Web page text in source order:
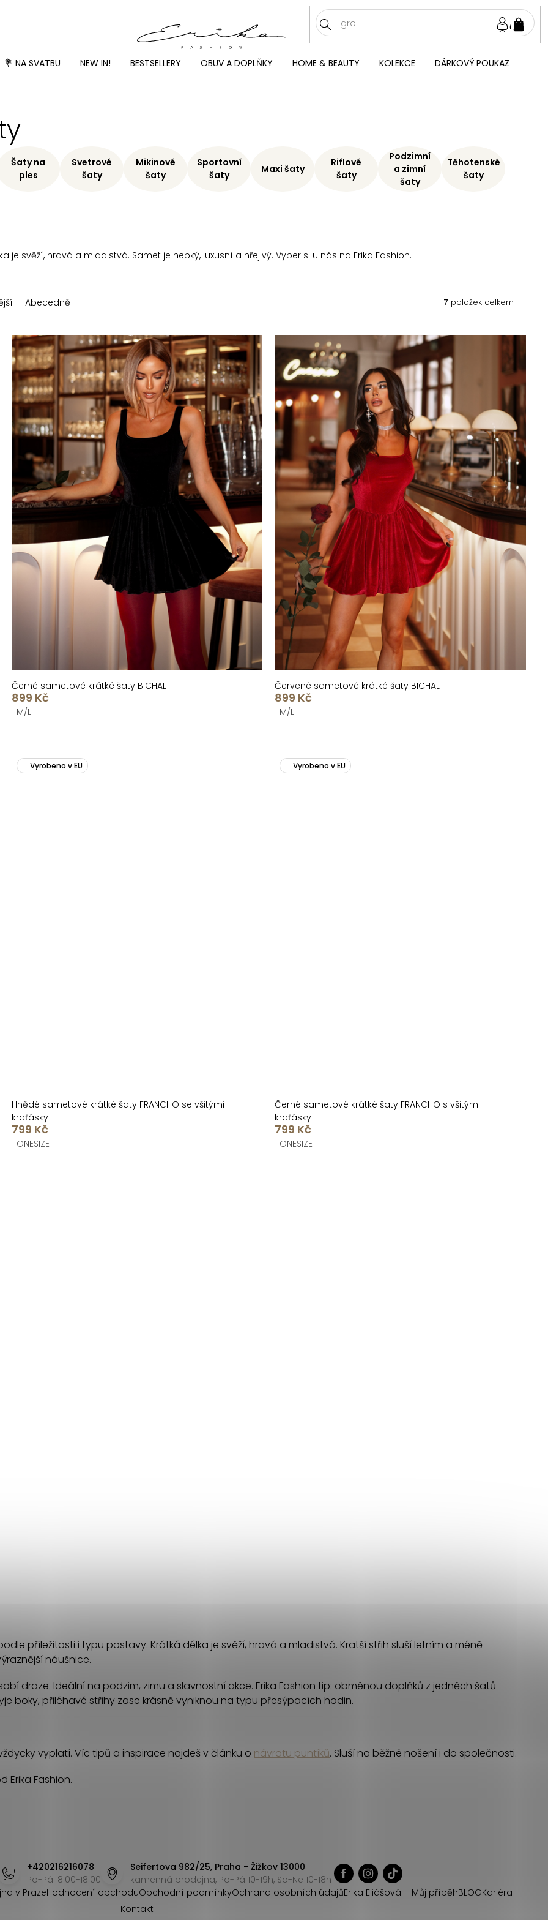
💐 NA SVATBU NEW IN! BESTSELLERY OBUV A DOPLŇKY HOME & BEAUTY KOLEKCE DÁRKOVÝ POUKAZ
svěží, hravá a mladistvá. Samet je hebký, luxusní a hřejivý. Vyber si u nás na Erika Fashion.
Šaty na
ples
Svetrové
šaty
Mikinové
šaty
Sportovní
šaty
Maxi šaty
Riflové
šaty
Podzimní
a zimní
šaty
Těhotenské
šaty
Abecedně 7 položek celkem
Černé sametové krátké šaty BICHAL
899 Kč
M/L
Červené sametové krátké šaty BICHAL
899 Kč
M/L
Vyrobeno v EU
Hnědé sametové krátké šaty FRANCHO se všitými
kraťásky
799 Kč
ONESIZE
Vyrobeno v EU
Černé sametové krátké šaty FRANCHO s všitými
kraťásky
799 Kč
ONESIZE
příležitosti i typu postavy. Krátká délka je svěží, hravá a mladistvá. Kratší střih sluší letním a méně
náušnice.
draze. Ideální na podzim, zimu a slavnostní akce. Erika Fashion tip: obměnou doplňků z jedněch šatů
boky, přiléhavé střihy zase krásně vyniknou na typu přesýpacích hodin.
vyplatí. Víc tipů a inspirace najdeš v článku o návratu puntíků. Sluší na běžné nošení i do společnosti.
Erika Fashion.
+420216216078
Po-Pá: 8:00-18:00
Seifertova 982/25, Praha - Žižkov 13000
kamenná prodejna, Po-Pá 10-19h, So-Ne 10-18h
v PrazeHodnocení obchoduObchodní podmínkyOchrana osobních údajůErika Eliášová – Můj příběhBLOGKariéra
Kontakt